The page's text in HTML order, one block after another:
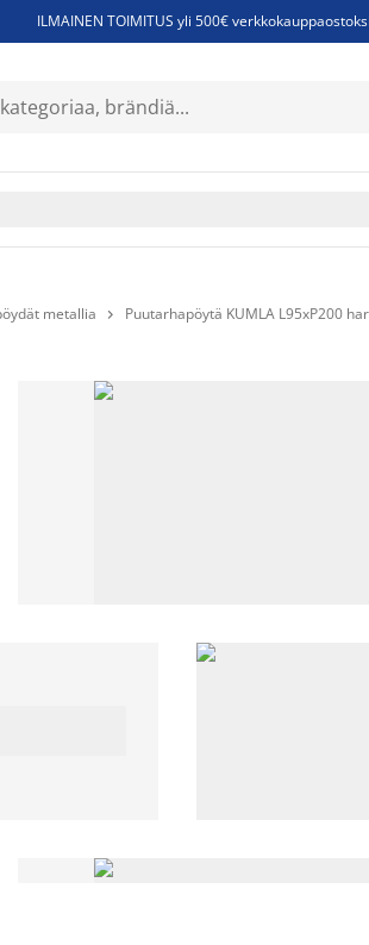
ILMAINEN TOIMITUS yli 500€
Sijauspatjoja - Säästä jopa 60%
metallia  Puutarhapöytä KUMLA L95xP200